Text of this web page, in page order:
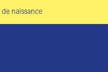
naissance